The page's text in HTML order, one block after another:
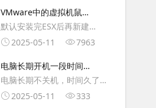
名文件4、完最低
平台：WindowsX64界面语
言：英语/匈牙利/匈牙利/越南/
荷兰/印尼/西班牙/西班牙语/意
大利
VMware中的虚拟机鼠标
移动缓慢,VMware虚拟机
卡顿慢,鼠标移动卡顿问题
默认安装完ESX后再新建
WINDOWS虚拟主机，如
操作虚拟主机，鼠标会非常
钝，这是因为虚拟机没有鼠标
驱动，通过安装vmwaretool后
2025-05-11 7963
电脑长期开机一段时间就
卡顿怎么处理
电脑长期不关机，时间久了就
会一直卡，CPU和内存都没占
2025-05-11 333